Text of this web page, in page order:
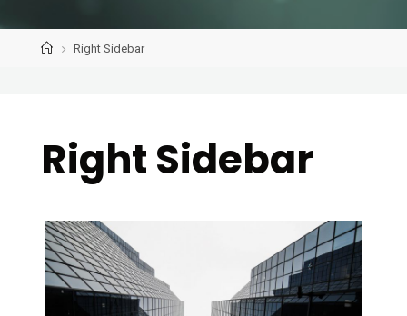
HomeRight Sidebar
Right Sidebar